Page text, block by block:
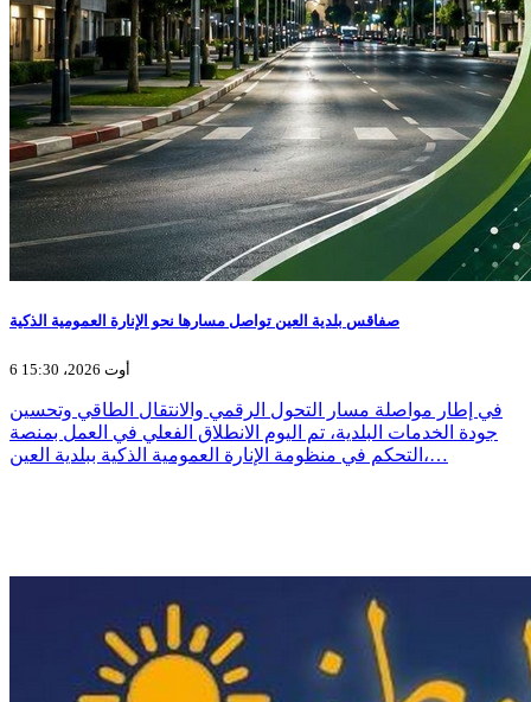
صفاقس بلدية العين تواصل مسارها نحو الإنارة العمومية الذكية
6 أوت 2026، 15:30
في إطار مواصلة مسار التحول الرقمي والانتقال الطاقي وتحسين
جودة الخدمات البلدية، تم اليوم الانطلاق الفعلي في العمل بمنصة
التحكم في منظومة الإنارة العمومية الذكية ببلدية العين،…